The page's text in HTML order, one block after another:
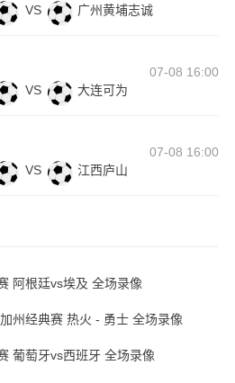
VS 广州黄埔志诚
07-08 16:00
VS 大连可为
07-08 16:00
VS 江西庐山
阿根廷vs埃及 全场录像
州经典赛 热火 - 勇士 全场录像
葡萄牙vs西班牙 全场录像